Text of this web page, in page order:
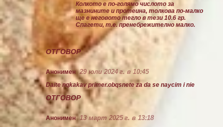
ОТГОВОР
Колкото е по-голямо числото за
мазнините и протеина, толкова по-малко
ще е неговото тегло в тези 10.6 гр.
Спагети, т.е. пренебрежително малко.
Анонимен 29 юли 2024 г. в 10:45
Daite nqkakav primer.obqsnete za da se naycim i nie
ОТГОВОР
Анонимен 13 март 2025 г. в 13:18